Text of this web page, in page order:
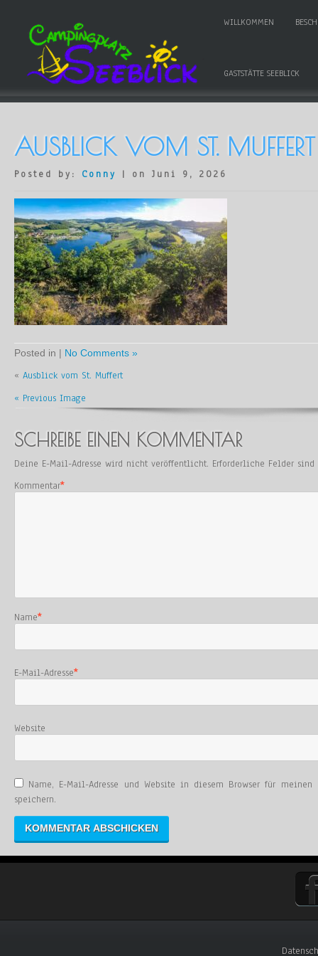
WILLKOMMEN
GASTSTÄTTE SEEBLICK
AUSBLICK VOM ST. MUFFERT
Posted by: Conny | on Juni 9, 2026
Posted in | No Comments »
« Ausblick vom St. Muffert
« Previous Image
SCHREIBE EINEN KOMMENTAR
Deine E-Mail-Adresse wird nicht veröffentlicht. Erforderliche Felder
Kommentar*
Name*
E-Mail-Adresse*
Website
Name, E-Mail-Adresse und Website in diesem Browser für meinen
speichern.